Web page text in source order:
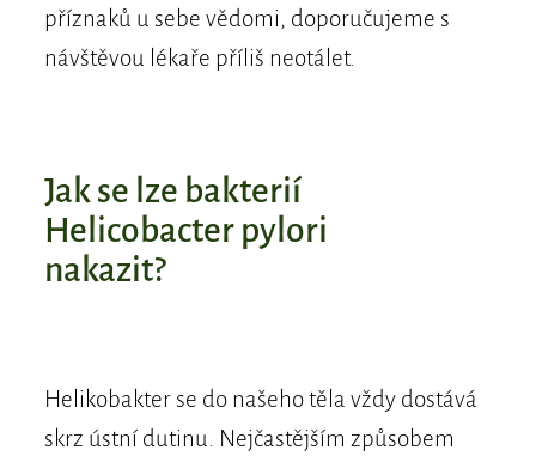
příznaků u sebe vědomi, doporučujeme s
návštěvou lékaře příliš neotálet.
​​Jak se lze bakterií
Helicobacter pylori
nakazit?
Helikobakter se do našeho těla vždy dostává
skrz ústní dutinu. Nejčastějším způsobem